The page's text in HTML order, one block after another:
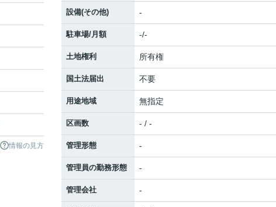
情報の見方
設備(その他) -
駐車場/月額 -/-
土地権利 所有権
国土法届出 不要
用途地域 無指定
区画数 - / -
管理形態 -
管理員の勤務形態 -
管理会社 -